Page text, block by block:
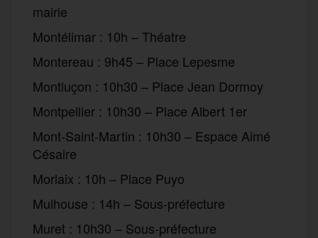
mairie
Montélimar : 10h – Théatre
Montereau : 9h45 – Place Lepesme
Montluçon : 10h30 – Place Jean Dormoy
Montpellier : 10h30 – Place Albert 1er
Mont-Saint-Martin : 10h30 – Espace Aimé
Césaire
Morlaix : 10h – Place Puyo
Mulhouse : 14h – Sous-préfecture
Muret : 10h30 – Sous-préfecture